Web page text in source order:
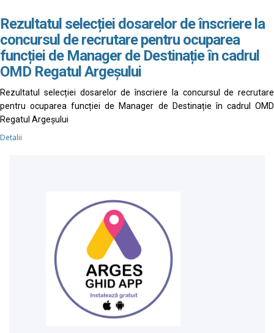
Rezultatul selecției dosarelor de înscriere la
concursul de recrutare pentru ocuparea
funcției de Manager de Destinație în cadrul
OMD Regatul Argeșului
Rezultatul selecției dosarelor de înscriere la concursul de recrutare
pentru ocuparea funcției de Manager de Destinație în cadrul OMD
Regatul Argeșului
Detalii